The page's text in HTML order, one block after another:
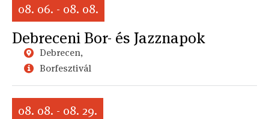
08. 06. - 08. 08.
Debreceni Bor- és Jazznapok
Debrecen,
Borfesztivál
08. 08. - 08. 29.